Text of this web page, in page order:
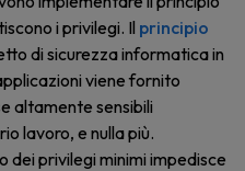
i privilegi. Il principio
di sicurezza informatica in
viene fornito
altamente sensibili
lavoro, e nulla più.
dei privilegi minimi impedisce